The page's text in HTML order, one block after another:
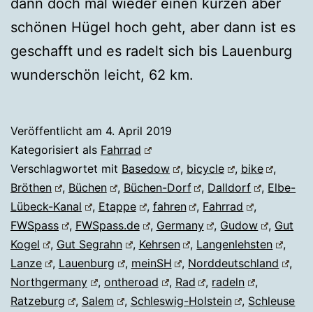
dann doch mal wieder einen kurzen aber
schönen Hügel hoch geht, aber dann ist es
geschafft und es radelt sich bis Lauenburg
wunderschön leicht, 62 km.
Veröffentlicht am 4. April 2019
Kategorisiert als Fahrrad
Verschlagwortet mit Basedow , bicycle , bike
,
Bröthen
, Büchen , Büchen-Dorf , Dalldorf , Elbe-
Lübeck-Kanal
, Etappe , fahren , Fahrrad
,
FWSpass
, FWSpass.de , Germany , Gudow , Gut
Kogel
, Gut Segrahn , Kehrsen , Langenlehsten
,
Lanze
, Lauenburg , meinSH , Norddeutschland
,
Northgermany
, ontheroad , Rad , radeln
,
Ratzeburg
, Salem , Schleswig-Holstein , Schleuse